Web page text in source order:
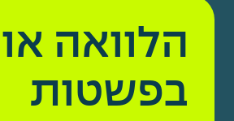
הלוואה
בפשטות